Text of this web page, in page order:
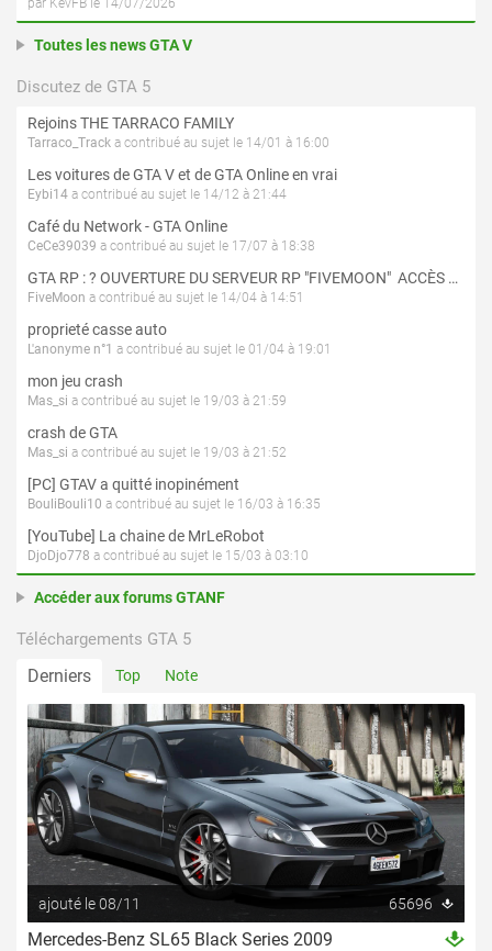
par KevFB le 14/07/2026
Toutes les news GTA V
Discutez de GTA 5
Rejoins THE TARRACO FAMILY
Tarraco_Track a contribué au sujet le 14/01 à 16:00
Les voitures de GTA V et de GTA Online en vrai
Eybi14 a contribué au sujet le 14/12 à 21:44
Café du Network - GTA Online
CeCe39039 a contribué au sujet le 17/07 à 18:38
GTA RP : ? OUVERTURE DU SERVEUR RP "FIVEMOON"  ACCÈS LIBRE ?
FiveMoon a contribué au sujet le 14/04 à 14:51
proprieté casse auto
L'anonyme n°1 a contribué au sujet le 01/04 à 19:01
mon jeu crash
Mas_si a contribué au sujet le 19/03 à 21:59
crash de GTA
Mas_si a contribué au sujet le 19/03 à 21:52
[PC] GTAV a quitté inopinément
BouliBouli10 a contribué au sujet le 16/03 à 16:35
[YouTube] La chaine de MrLeRobot
DjoDjo778 a contribué au sujet le 15/03 à 03:10
Accéder aux forums GTANF
Téléchargements GTA 5
Derniers Top Note
ajouté le 08/11 65696
Mercedes-Benz SL65 Black Series 2009